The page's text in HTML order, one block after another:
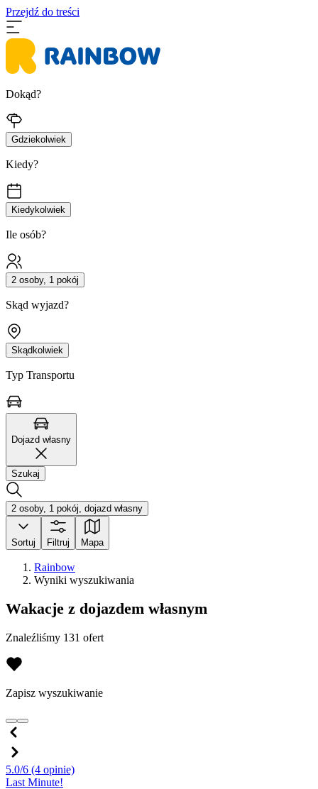
Przejdź do treści
Dokąd?
Gdziekolwiek
Kiedy?
Kiedykolwiek
Ile osób?
2 osoby, 1 pokój
Skąd wyjazd?
Skądkolwiek
Typ Transportu
Dojazd własny
Szukaj
2 osoby, 1 pokój, dojazd własny
Sortuj Filtruj Mapa
Rainbow
Wyniki wyszukiwania
Wakacje z dojazdem własnym
Znaleźliśmy 131 ofert
Zapisz wyszukiwanie
5.0/6 (4 opinie)
Last Minute!